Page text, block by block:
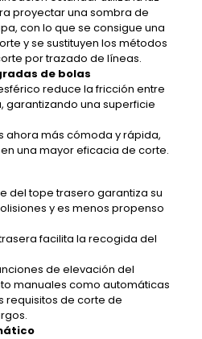
proyectar una sombra de
con lo que se consigue una
y se sustituyen los métodos
por trazado de líneas.
de bolas
reduce la fricción entre
garantizando una superficie
ahora más cómoda y rápida,
una mayor eficacia de corte.
del tope trasero garantiza su
y es menos propenso
facilita la recogida del
de elevación del
manuales como automáticas
requisitos de corte de